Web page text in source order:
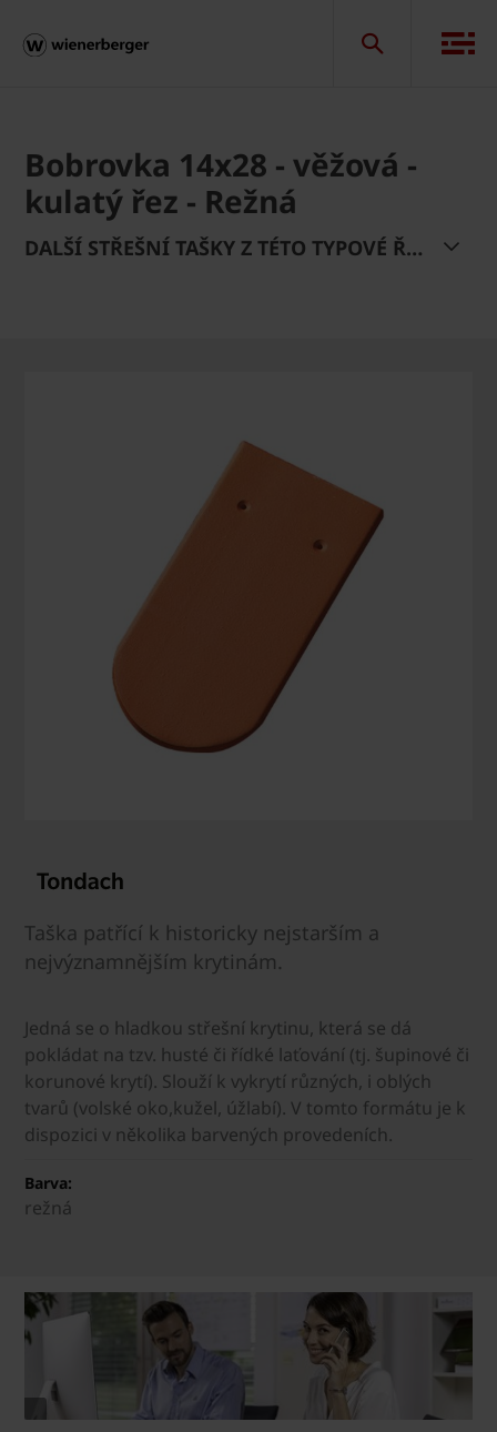
Bobrovka 14x28 - věžová -
kulatý řez - Režná
DALŠÍ STŘEŠNÍ TAŠKY Z TÉTO TYPOVÉ ŘADY
Taška patřící k historicky nejstarším a
nejvýznamnějším krytinám.
Jedná se o hladkou střešní krytinu, která se dá
pokládat na tzv. husté či řídké laťování (tj. šupinové či
korunové krytí). Slouží k vykrytí různých, i oblých
tvarů (volské oko,kužel, úžlabí). V tomto formátu je k
dispozici v několika barvených provedeních.
Barva:
režná